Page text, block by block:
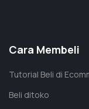
Cara Membeli
Tutorial Beli di
Beli ditoko